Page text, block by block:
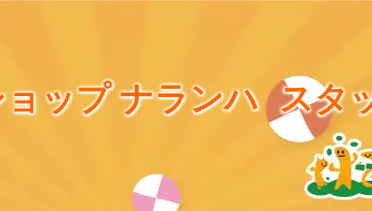
ップ ナランハ スタ